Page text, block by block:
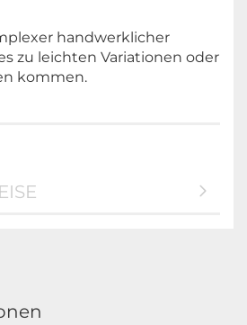
handwerklicher
zu leichten Variationen oder
kommen.